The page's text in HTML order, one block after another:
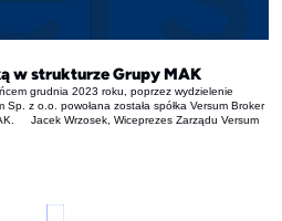
w strukturze Grupy MAK
grudnia 2023 roku, poprzez wydzielenie
Sp. z o.o. powołana została spółka Versum Broker
Jacek Wrzosek, Wiceprezes Zarządu Versum